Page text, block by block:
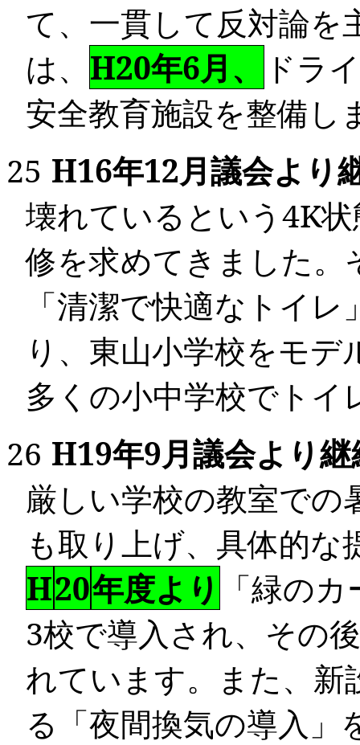
て、一貫して反対論を
は、 H20年6月、
ドラ
安全教育施設を整備し
25 H16年12月議会より
壊れているという 4K
修を求めてきました。
「清潔で快適なトイ
り、東山小学校をモ
多くの小中学校でト
26 H19年9月議会より継
厳しい学校の教室での
も取り上げ、具体的
H20年度より
「緑の
3校で導入され、その
れています。また、新
る「夜間換気の導入」